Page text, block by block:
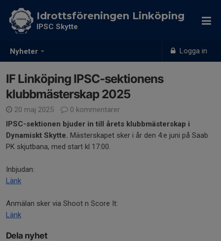
Nyheter Logga in
Idrottsföreningen Linköping
IPSC Skytte
IF Linköping IPSC-sektionens
klubbmästerskap 2025
20 maj 2025
0 kommentarer
IPSC-sektionen bjuder in till årets klubbmästerskap i
Dynamiskt Skytte. Mästerskapet sker i år den 4:e juni på Saab
PK skjutbana, med start kl 17:00.
Inbjudan:
Länk
Anmälan sker via Shoot n Score It:
Länk
Dela nyhet